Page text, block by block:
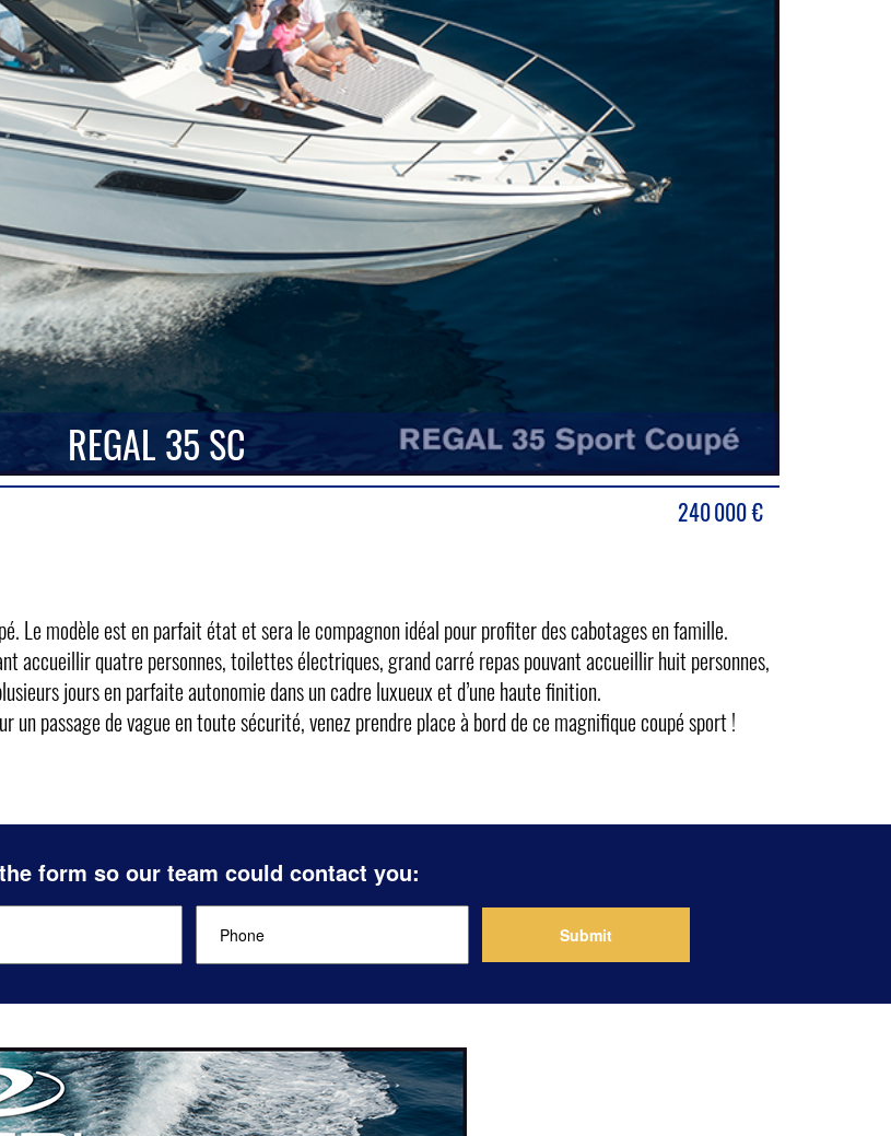
REGAL 35 SC
240 000€
Le modèle est en parfait état et sera le compagnon idéal pour profiter des cabotages en famille.
accueillir quatre personnes, toilettes électriques, grand carré repas pouvant accueillir huit personnes,
jours en parfaite autonomie dans un cadre luxueux et d’une haute finition.
un passage de vague en toute sécurité, venez prendre place à bord de ce magnifique coupé sport !
form so our team could contact you: